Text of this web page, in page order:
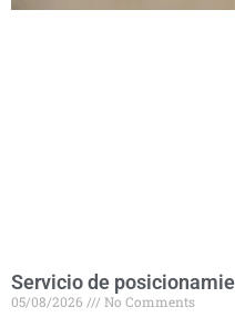
Servicio de
05/08/2026 No Comments